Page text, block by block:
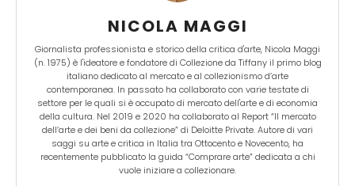
NICOLA MAGGI
Giornalista professionista e storico della critica d'arte, Nicola Maggi
(n. 1975) è l'ideatore e fondatore di Collezione da Tiffany il primo blog
italiano dedicato al mercato e al collezionismo d’arte
contemporanea. In passato ha collaborato con varie testate di
settore per le quali si è occupato di mercato dell'arte e di economia
della cultura. Nel 2019 e 2020 ha collaborato al Report “Il mercato
dell’arte e dei beni da collezione” di Deloitte Private. Autore di vari
saggi su arte e critica in Italia tra Ottocento e Novecento, ha
recentemente pubblicato la guida “Comprare arte” dedicata a chi
vuole iniziare a collezionare.